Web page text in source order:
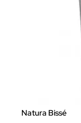
Natura Bissé